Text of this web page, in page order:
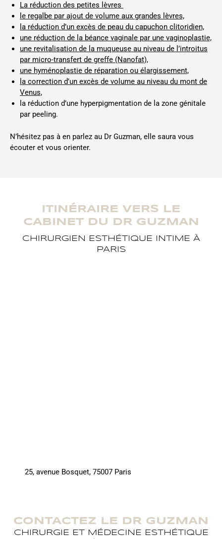
La réduction des petites lèvres
le regalbe par ajout de volume aux grandes lèvres,
la réduction d’un excès de peau du capuchon clitoridien,
une réduction de la béance vaginale par une vaginoplastie,
une revitalisation de la muqueuse au niveau de l’introitus
par micro-transfert de greffe (Nanofat),
une hyménoplastie de réparation ou élargissement,
la correction d’un excès de volume au niveau du mont de
Venus,
la réduction d’une hyperpigmentation de la zone génitale
par peeling.
N’hésitez pas à en parlez au Dr Guzman, elle saura vous
écouter et vous orienter.
ITINÉRAIRE VERS LE
CABINET DU DR GUZMAN
CHIRURGIEN ESTHÉTIQUE INTIME À
PARIS
25, avenue Bosquet, 75007 Paris
CONTACTEZ LE DR GUZMAN
CHIRURGIE ET MÉDECINE ESTHÉTIQUE